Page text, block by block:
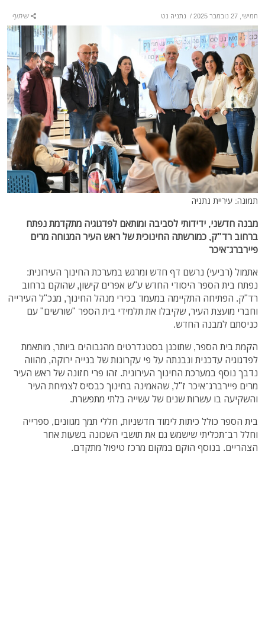
חמישי, 27 נובמבר 2025 / נתניה נט שיתוף
תמונה: עיריית נתניה
מבנה חדשני, ידידותי לסביבה ומותאם לפדגוגיה מתקדמת נפתח
ברחוב רד"ק, כמורשתה החינוכית של ראש העיר המנוחה מרים
פיירברג־איכר
אתמול (רביעי) נרשם דף חדש ומרגש במערכת החינוך העירונית:
נפתח בית הספר היסודי החדש ע"ש אפרים קישון, שהוקם ברחוב
רד"ק. הפתיחה התקיימה במעמד בכירי מנהל החינוך, מנכ"ל העירייה
וחברי מועצת העיר, שקיבלו את תלמידי בית הספר "שורשים" עם
כניסתם למבנה החדש.
הקמת בית הספר, שתוכנן בסטנדרטים מהגבוהים ביותר, מותאמת
לפדגוגיה עדכנית ונבנתה על פי עקרונות של בנייה ירוקה, מהווה
נדבך נוסף במערכת החינוך העירונית. זהו פרי חזונה של ראש העיר
מרים פיירברג־איכר ז"ל, שהאמינה בחינוך כבסיס לצמיחת העיר
והשקיעה בו עשרות שנים של עשייה בלתי מתפשרת.
בית הספר כולל כיתות לימוד חדשניות, חללי תמך מגוונים, ספרייה
וחלל רב־תכליתי שישמש גם את תושבי השכונה בשעות אחר
הצהריים. בנוסף הוקם במקום מרכז טיפול מתקדם.